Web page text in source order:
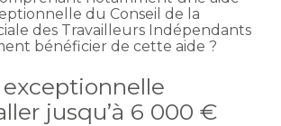
du Conseil de la
des Travailleurs Indépendants
bénéficier de cette aide ?
jusqu’à 6 000 €